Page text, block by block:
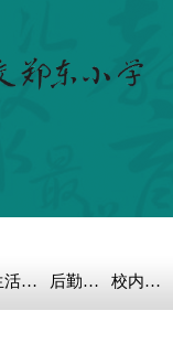
生活教育 后勤保障 校内链接